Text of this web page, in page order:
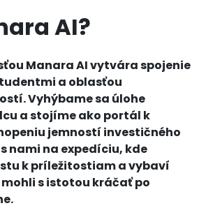
AI?
Manara AI vytvára spojenie
a oblasťou
Vyhýbame sa úlohe
a stojíme ako portál k
jemností investičného
nami na expedíciu, kde
k príležitostiam a vybaví
s istotou kráčať po